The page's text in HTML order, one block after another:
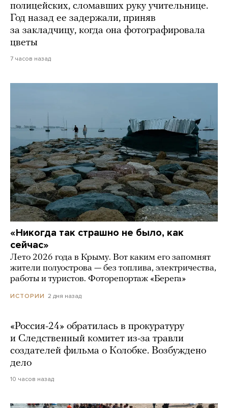
полицейских, сломавших руку учительнице.
Год назад ее задержали, приняв
за закладчицу, когда она фотографировала
цветы
7 часов назад
«Никогда так страшно не было, как
сейчас»
Лето 2026 года в Крыму. Вот каким его запомнят
жители полуострова — без топлива, электричества,
работы и туристов. Фоторепортаж «Берега»
ИСТОРИИ 2 дня назад
«Россия-24» обратилась в прокуратуру
и Следственный комитет из-за травли
создателей фильма о Колобке. Возбуждено
дело
10 часов назад